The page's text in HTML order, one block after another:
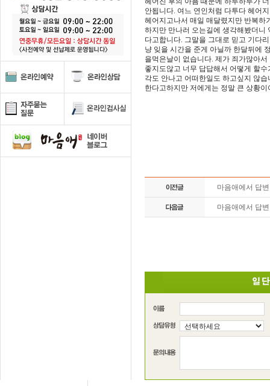
안됩니다. 여느 연인처럼 다투다 헤어
헤어지고나서 매일 매달렸지만 반복하
하지만 만나러 오는길에 생각해봤더니
다고합니다. 그말을 그대로 믿고 기다
냥 잊을 시간을 준게 아닐까 한달뒤에
을먹은날이 없습니다. 제가 죄가많아
좋지도않고 너무 답답해서 어떻게 할
각도 안나고 어떠한일도 하고싶지 않
한다고하지만 저에게는 정말 큰 상황
마음애에서 답
마음애에서 답